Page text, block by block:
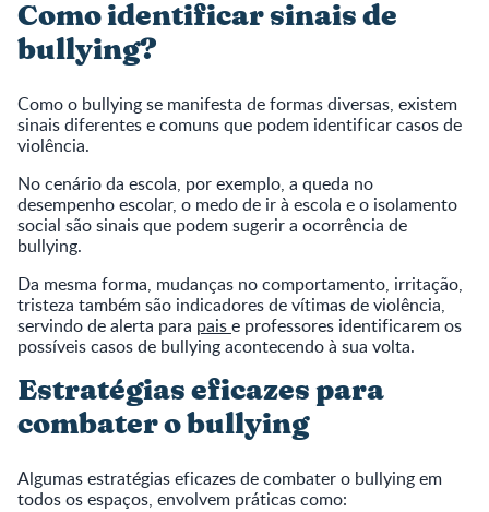
Como identificar sinais de
bullying?
Como o bullying se manifesta de formas diversas, existem
sinais diferentes e comuns que podem identificar casos de
violência.
No cenário da escola, por exemplo, a queda no
desempenho escolar, o medo de ir à escola e o isolamento
social são sinais que podem sugerir a ocorrência de
bullying.
Da mesma forma, mudanças no comportamento, irritação,
tristeza também são indicadores de vítimas de violência,
servindo de alerta para paise professores identificarem os
possíveis casos de bullying acontecendo à sua volta.
Estratégias eficazes para
combater o bullying
Algumas estratégias eficazes de combater o bullying em
todos os espaços, envolvem práticas como: